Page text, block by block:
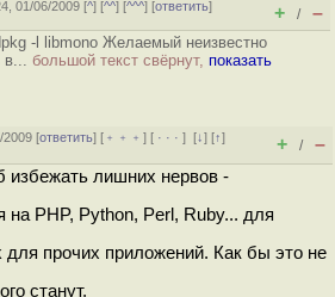
01/06/2009 [^] [^^] [^^^] [ответить]
+ / –
-l libmono Желаемый неизвестно
в... большой текст свёрнут, показать
2009 [ответить] [ ﹢﹢﹢] [ · · ·][↓] [↑]
+ / –
избежать лишних нервов -
на PHP, Python, Perl, Ruby... для
прочих приложений. Как бы это не
станут.